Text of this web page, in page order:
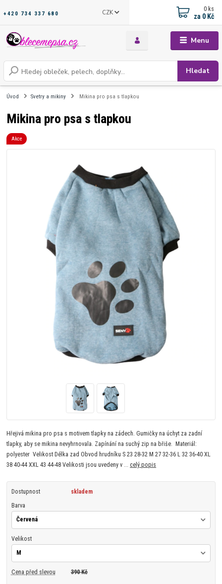
Menu
CZK
Hledat
+420 734 337 680
0 ks
za 0 Kč
Úvod Svetry a mikiny Mikina pro psa s tlapkou
Mikina pro psa s tlapkou
Akce
Hřejivá mikina pro psa s motivem tlapky na zádech. Gumičky na úchyt za zadní
tlapky, aby se mikina nevyhrnovala. Zapínání na suchý zip na břiše. Materiál:
polyester Velikost Délka zad Obvod hrudníku S 23 28-32 M 27 32-36 L 32 36-40 XL
38 40-44 XXL 43 44-48 Velikosti jsou uvedeny v ...celý popis
Dostupnost skladem
Barva
Velikost
Cena před slevou 390 Kč